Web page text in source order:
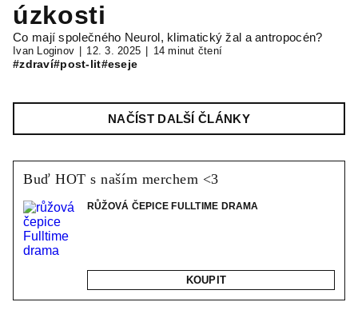
úzkosti
Co mají společného Neurol, klimatický žal a antropocén?
Ivan Loginov 12. 3. 2025 14 minut čtení
#zdraví#post-lit#eseje
NAČÍST DALŠÍ ČLÁNKY
Buď HOT s naším merchem <3
RŮŽOVÁ ČEPICE FULLTIME DRAMA
KOUPIT